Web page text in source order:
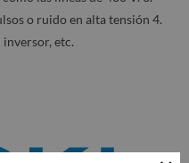
o ruido en alta tensión 4.
etc.